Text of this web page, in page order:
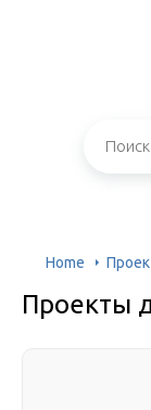
Home
Проекты